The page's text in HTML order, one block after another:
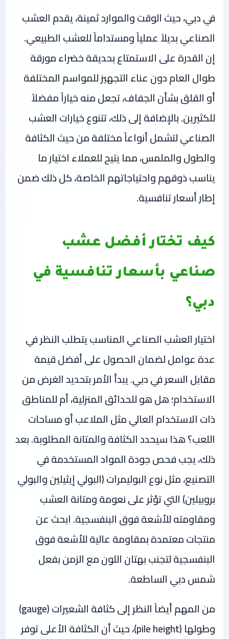
في دبي، حيث الوقت والموارد ثمينة، يقدم العشب
الصناعي بديلاً عملياً ومستداماً للعشب الطبيعي.
إن القدرة على الاستمتاع بحديقة خضراء مورقة
طوال العام دون عناء التجهيز للمواسم المختلفة
أو القلق بشأن الجفاف، تجعل منه خياراً مفضلاً
للكثيرين. بالإضافة إلى ذلك، تتنوع خيارات العشب
الصناعي لتشمل أنواعاً مختلفة من حيث الكثافة
والطول والملمس، مما يتيح للعملاء اختيار ما
يناسب ذوقهم واحتياجاتهم الخاصة، كل ذلك ضمن
إطار أسعار تنافسية.
كيف تختار أفضل عشب
صناعي بأسعار تنافسية في
دبي؟
اختيار العشب الصناعي المناسب يتطلب النظر في
عدة عوامل لضمان الحصول على أفضل قيمة
مقابل السعر في دبي. يبدأ الأمر بتحديد الغرض من
الاستخدام؛ هل هو للحدائق المنزلية، أم للمناطق
ذات الاستخدام العالي مثل الملاعب أو مساحات
اللعب؟ هذا سيحدد الكثافة والمتانة المطلوبة. بعد
ذلك، يجب فحص جودة المواد المستخدمة في
التصنيع، مثل نوع البوليمرات (البولي إيثيلين والبولي
بروبيلين) التي تؤثر على نعومة ومتانة العشب
ومقاومته للأشعة فوق البنفسجية. ابحث عن
منتجات معتمدة بمقاومة عالية للأشعة فوق
البنفسجية لتجنب بهتان اللون مع الزمن بفعل
شمس دبي الساطعة.
من المهم أيضاً النظر إلى كثافة الشعيرات (gauge)
وطولها (pile height)، حيث أن الكثافة الأعلى توفر